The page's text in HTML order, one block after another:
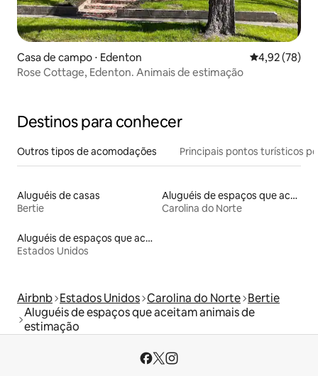
Casa de campo ⋅ Edenton 4,92 de uma
4,92 (78)
Rose Cottage, Edenton. Animais de estimação
Destinos para conhecer
Outros tipos de acomodações Principais pontos turísticos
Aluguéis de casas
Bertie
Aluguéis de espaços que aceitam animais de estimação
Carolina do Norte
Aluguéis de espaços que aceitam animais de estimação
Estados Unidos
Airbnb Estados Unidos Carolina do Norte Bertie
Aluguéis de espaços que aceitam animais de
estimação